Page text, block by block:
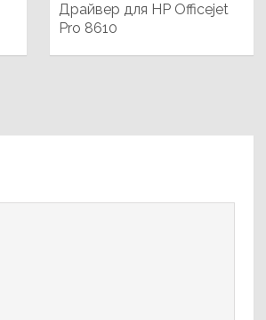
Драйвер для HP Officejet
Pro 8610